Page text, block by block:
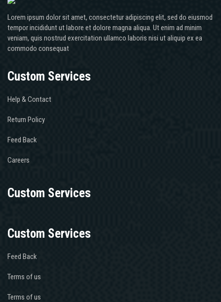
Lorem ipsum dolor sit amet, consectetur adipiscing elit, sed do eiusmod
tempor incididunt ut labore et dolore magna aliqua. Ut enim ad minim
veniam, quis nostrud exercitation ullamco laboris nisi ut aliquip ex ea
commodo consequat
Custom Services
Help & Contact
Return Policy
Feed Back
Careers
Custom Services
Custom Services
Feed Back
Terms of us
Terms of us